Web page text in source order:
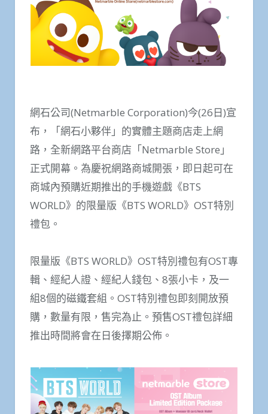
網石公司(Netmarble Corporation)今(26日)宣
布，「網石小夥伴」的實體主題商店走上網
路，全新網路平台商店「Netmarble Store」
正式開幕。為慶祝網路商城開張，即日起可在
商城內預購近期推出的手機遊戲《BTS
WORLD》的限量版《BTS WORLD》OST特別
禮包。
限量版《BTS WORLD》OST特別禮包有OST專
輯、經紀人證、經紀人錢包、8張小卡，及一
組8個的磁鐵套組。OST特別禮包即刻開放預
購，數量有限，售完為止。預售OST禮包詳細
推出時間將會在日後擇期公佈。